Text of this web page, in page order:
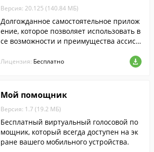
Версия: 20.125 (140.84 МБ)
Долгожданное самостоятельное прилож
ение, которое позволяет использовать в
се возможности и преимущества ассист
полнительного ПО.
Лицензия: Бесплатно
Мой помощник
Версия: 1.7 (19.2 МБ)
Бесплатный виртуальный голосовой по
мощник, который всегда доступен на эк
ране вашего мобильного устройства.